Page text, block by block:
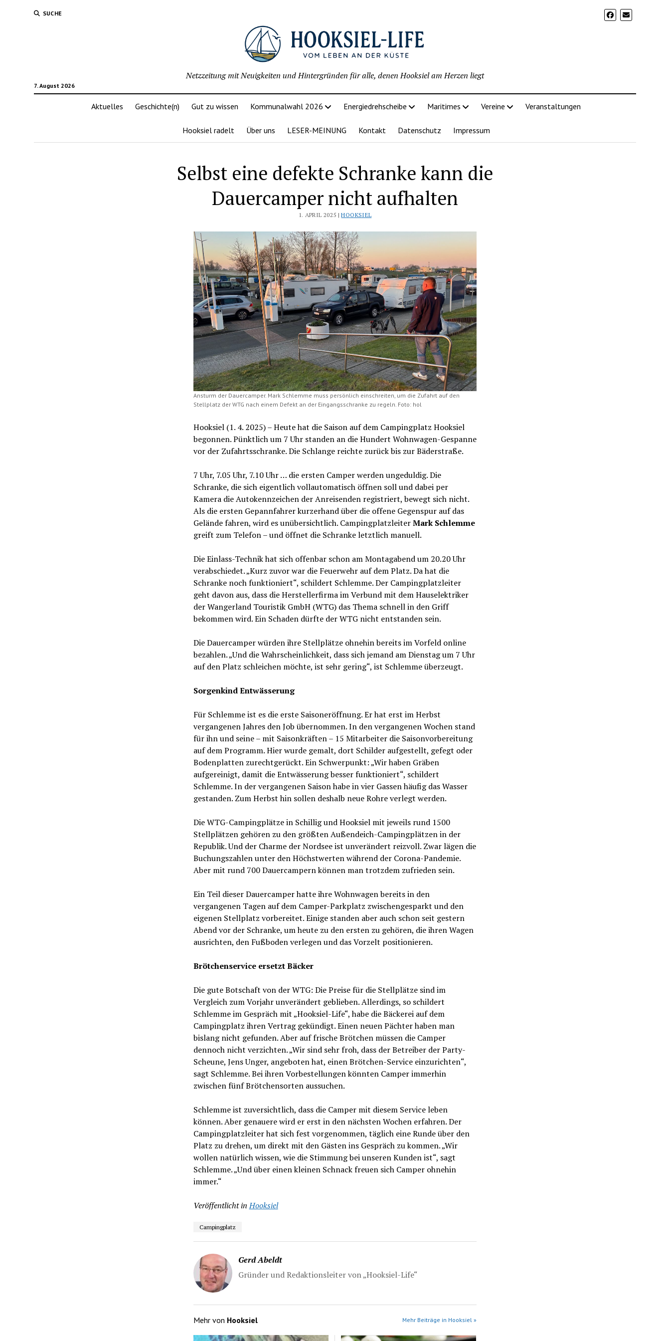
SUCHE
7. August 2026
Netzzeitung mit Neuigkeiten und Hintergründen für alle, denen Hooksiel am Herzen liegt
Aktuelles Geschichte(n) Gut zu wissen Kommunalwahl 2026 Energiedrehscheibe Maritimes Vereine Veranstaltungen
Hooksiel radelt Über uns LESER-MEINUNG Kontakt Datenschutz Impressum
Selbst eine defekte Schranke kann die
Dauercamper nicht aufhalten
1. APRIL 2025 |HOOKSIEL
Ansturm der Dauercamper. Mark Schlemme muss persönlich einschreiten, um die Zufahrt auf den
Stellplatz der WTG nach einem Defekt an der Eingangsschranke zu regeln. Foto: hol
Hooksiel (1. 4. 2025) – Heute hat die Saison auf dem Campingplatz Hooksiel
begonnen. Pünktlich um 7 Uhr standen an die Hundert Wohnwagen-Gespanne
vor der Zufahrtsschranke. Die Schlange reichte zurück bis zur Bäderstraße.
7 Uhr, 7.05 Uhr, 7.10 Uhr … die ersten Camper werden ungeduldig. Die
Schranke, die sich eigentlich vollautomatisch öffnen soll und dabei per
Kamera die Autokennzeichen der Anreisenden registriert, bewegt sich nicht.
Als die ersten Gepannfahrer kurzerhand über die offene Gegenspur auf das
Gelände fahren, wird es unübersichtlich. CampingplatzleiterMark Schlemme
greift zum Telefon – und öffnet die Schranke letztlich manuell.
Die Einlass-Technik hat sich offenbar schon am Montagabend um 20.20 Uhr
verabschiedet. „Kurz zuvor war die Feuerwehr auf dem Platz. Da hat die
Schranke noch funktioniert“, schildert Schlemme. Der Campingplatzleiter
geht davon aus, dass die Herstellerfirma im Verbund mit dem Hauselektriker
der Wangerland Touristik GmbH (WTG) das Thema schnell in den Griff
bekommen wird. Ein Schaden dürfte der WTG nicht entstanden sein.
Die Dauercamper würden ihre Stellplätze ohnehin bereits im Vorfeld online
bezahlen. „Und die Wahrscheinlichkeit, dass sich jemand am Dienstag um 7 Uhr
auf den Platz schleichen möchte, ist sehr gering“, ist Schlemme überzeugt.
Sorgenkind Entwässerung
Für Schlemme ist es die erste Saisoneröffnung. Er hat erst im Herbst
vergangenen Jahres den Job übernommen. In den vergangenen Wochen stand
für ihn und seine – mit Saisonkräften – 15 Mitarbeiter die Saisonvorbereitung
auf dem Programm. Hier wurde gemalt, dort Schilder aufgestellt, gefegt oder
Bodenplatten zurechtgerückt. Ein Schwerpunkt: „Wir haben Gräben
aufgereinigt, damit die Entwässerung besser funktioniert“, schildert
Schlemme. In der vergangenen Saison habe in vier Gassen häufig das Wasser
gestanden. Zum Herbst hin sollen deshalb neue Rohre verlegt werden.
Die WTG-Campingplätze in Schillig und Hooksiel mit jeweils rund 1500
Stellplätzen gehören zu den größten Außendeich-Campingplätzen in der
Republik. Und der Charme der Nordsee ist unverändert reizvoll. Zwar lägen die
Buchungszahlen unter den Höchstwerten während der Corona-Pandemie.
Aber mit rund 700 Dauercampern können man trotzdem zufrieden sein.
Ein Teil dieser Dauercamper hatte ihre Wohnwagen bereits in den
vergangenen Tagen auf dem Camper-Parkplatz zwischengesparkt und den
eigenen Stellplatz vorbereitet. Einige standen aber auch schon seit gestern
Abend vor der Schranke, um heute zu den ersten zu gehören, die ihren Wagen
ausrichten, den Fußboden verlegen und das Vorzelt positionieren.
Brötchenservice ersetzt Bäcker
Die gute Botschaft von der WTG: Die Preise für die Stellplätze sind im
Vergleich zum Vorjahr unverändert geblieben. Allerdings, so schildert
Schlemme im Gespräch mit „Hooksiel-Life“, habe die Bäckerei auf dem
Campingplatz ihren Vertrag gekündigt. Einen neuen Pächter haben man
bislang nicht gefunden. Aber auf frische Brötchen müssen die Camper
dennoch nicht verzichten. „Wir sind sehr froh, dass der Betreiber der Party-
Scheune, Jens Unger, angeboten hat, einen Brötchen-Service einzurichten“,
sagt Schlemme. Bei ihren Vorbestellungen könnten Camper immerhin
zwischen fünf Brötchensorten aussuchen.
Schlemme ist zuversichtlich, dass die Camper mit diesem Service leben
können. Aber genauere wird er erst in den nächsten Wochen erfahren. Der
Campingplatzleiter hat sich fest vorgenommen, täglich eine Runde über den
Platz zu drehen, um direkt mit den Gästen ins Gespräch zu kommen. „Wir
wollen natürlich wissen, wie die Stimmung bei unseren Kunden ist“, sagt
Schlemme. „Und über einen kleinen Schnack freuen sich Camper ohnehin
immer.“
Veröffentlicht in Hooksiel
Campingplatz
Gerd Abeldt
Gründer und Redaktionsleiter von „Hooksiel-Life“
Mehr von Hooksiel Mehr Beiträge in Hooksiel »